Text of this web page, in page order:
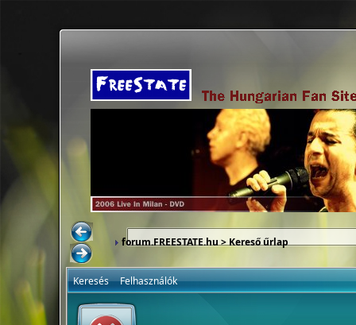
forum.FREESTATE.hu> Kereső űrlap
Keresés Felhasználók